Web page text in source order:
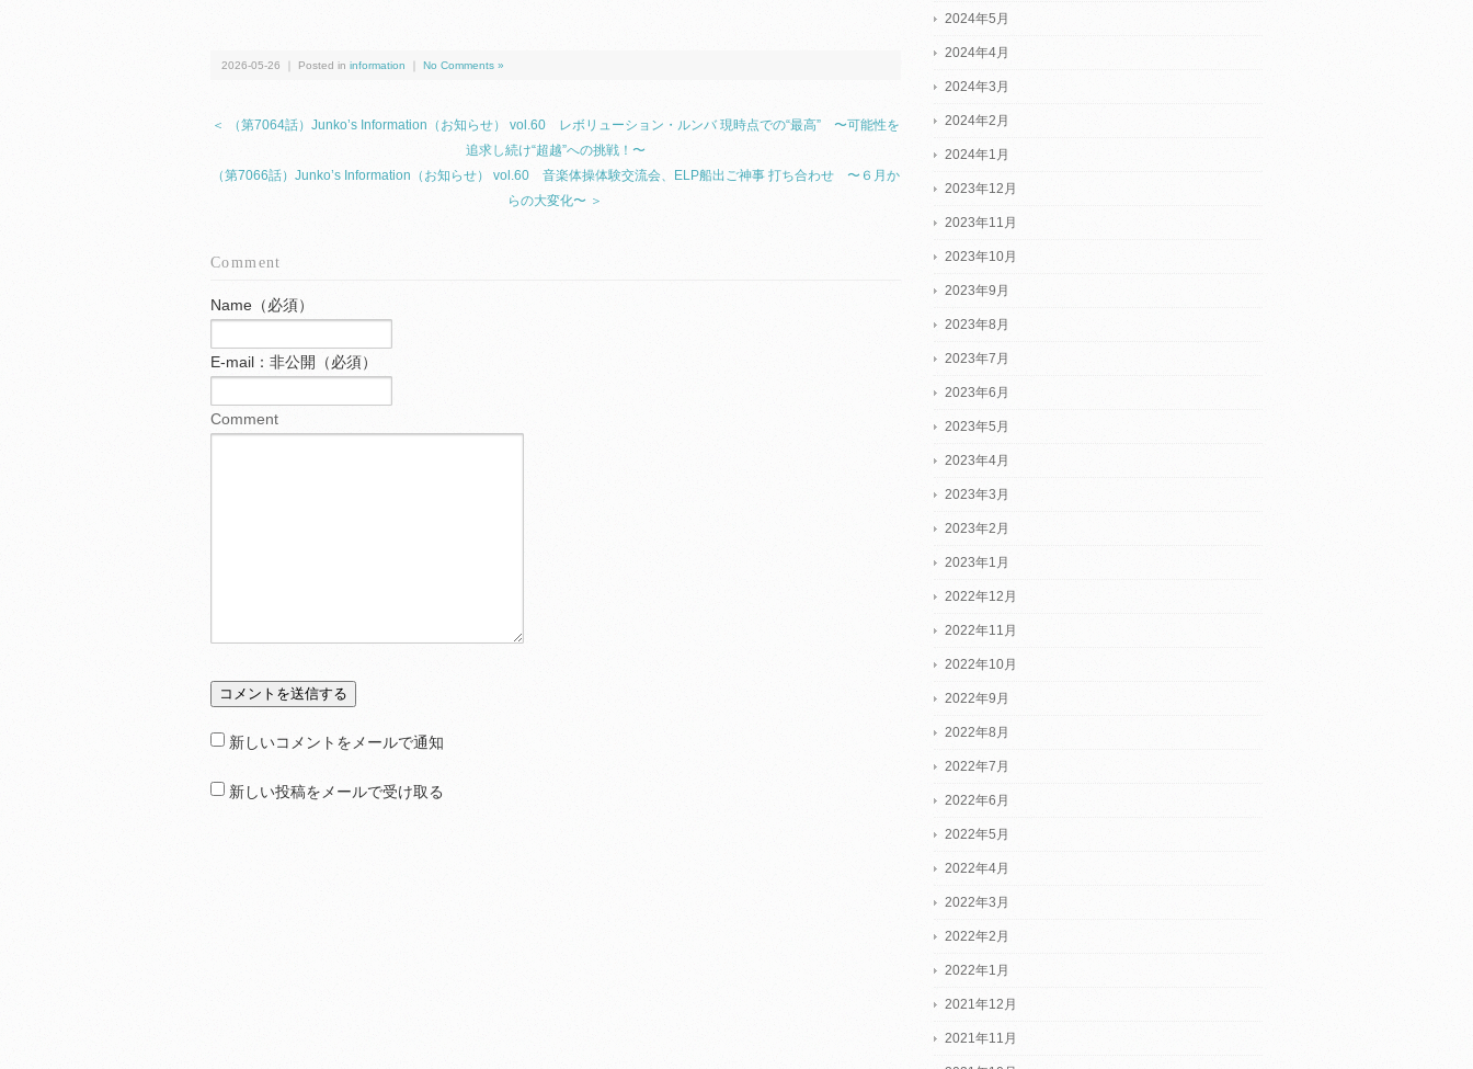
2026-05-26 ｜ Posted in information No Comments »
＜ （第7064話）Junko’s Information（お知らせ） vol.60 レボリューション・ルンバ 現時点での“最高” 〜可能性を
追求し続け“超越”への挑戦！〜
（第7066話）Junko’s Information（お知らせ） vol.60 音楽体操体験交流会、ELP船出ご神事 打ち合わせ 〜６月か
らの大変化〜 ＞
Comment
Name（必須）
E-mail：非公開（必須）
Comment
新しいコメントをメールで通知
新しい投稿をメールで受け取る
2024年5月
2024年4月
2024年3月
2024年2月
2024年1月
2023年12月
2023年11月
2023年10月
2023年9月
2023年8月
2023年7月
2023年6月
2023年5月
2023年4月
2023年3月
2023年2月
2023年1月
2022年12月
2022年11月
2022年10月
2022年9月
2022年8月
2022年7月
2022年6月
2022年5月
2022年4月
2022年3月
2022年2月
2022年1月
2021年12月
2021年11月